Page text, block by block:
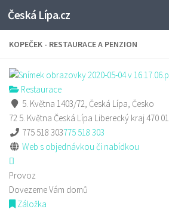
Skip to content
Česká Lípa.cz
KOPEČEK - RESTAURACE A PENZION
Restaurace
5. Května 1403/72, Česká Lípa, Česko
72 5. Května Česká Lípa Liberecký kraj470 01
775 518 303775 518 303
Web s objednávkou či nabídkou
Provoz
Dovezeme Vám domů
Záložka